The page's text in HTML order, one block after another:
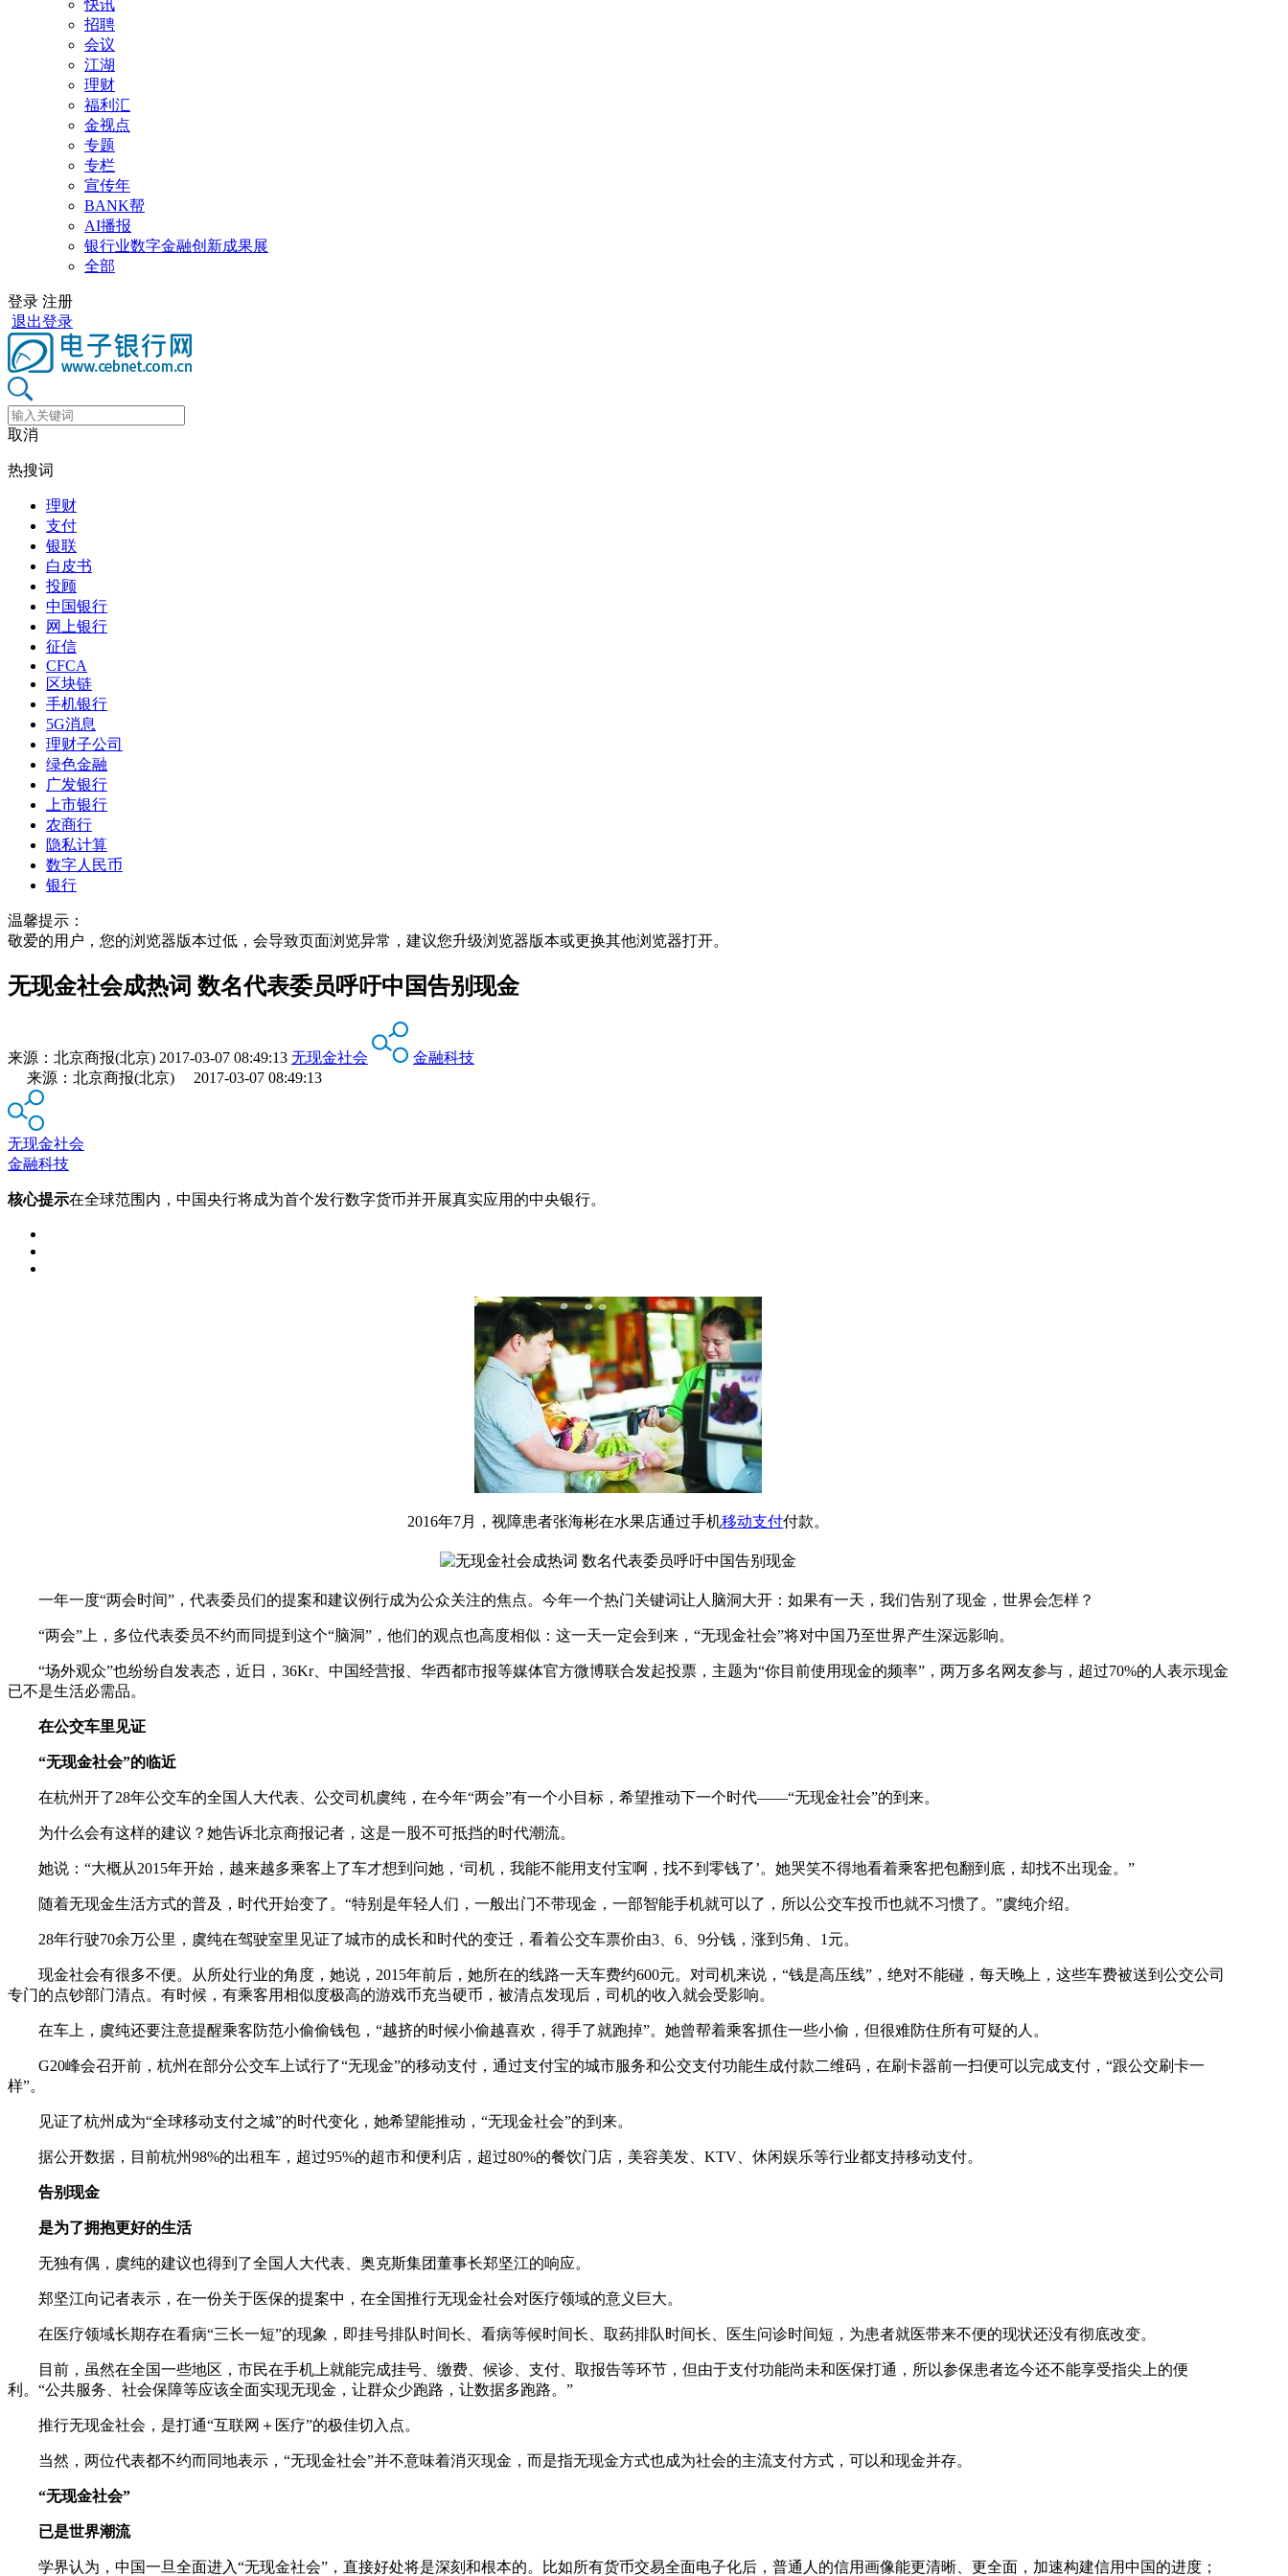
快讯
招聘
会议
江湖
理财
福利汇
金视点
专题
专栏
宣传年
BANK帮
AI播报
银行业数字金融创新成果展
全部
登录 注册
退出登录
取消
热搜词
理财
支付
银联
白皮书
投顾
中国银行
网上银行
征信
CFCA
区块链
手机银行
5G消息
理财子公司
绿色金融
广发银行
上市银行
农商行
隐私计算
数字人民币
银行
温馨提示：
敬爱的用户，您的浏览器版本过低，会导致页面浏览异常，建议您升级浏览器版本或更换其他浏览器打开。
无现金社会成热词 数名代表委员呼吁中国告别现金
来源： 北京商报(北京) 2017-03-07 08:49:13 无现金社会
金融科技
来源：北京商报(北京) 2017-03-07 08:49:13
无现金社会
金融科技
核心提示在全球范围内，中国央行将成为首个发行数字货币并开展真实应用的中央银行。
2016年7月，视障患者张海彬在水果店通过手机移动支付付款。
一年一度“两会时间”，代表委员们的提案和建议例行成为公众关注的焦点。今年一个热门关键词让人脑洞大开：如果有一天，我们告别了现金，世界会怎样？
“两会”上，多位代表委员不约而同提到这个“脑洞”，他们的观点也高度相似：这一天一定会到来，“无现金社会”将对中国乃至世界产生深远影响。
“场外观众”也纷纷自发表态，近日，36Kr、中国经营报、华西都市报等媒体官方微博联合发起投票，主题为“你目前使用现金的频率”，两万多名网友参与，超过70%的人表示现金
已不是生活必需品。
在公交车里见证
“无现金社会”的临近
在杭州开了28年公交车的全国人大代表、公交司机虞纯，在今年“两会”有一个小目标，希望推动下一个时代——“无现金社会”的到来。
为什么会有这样的建议？她告诉北京商报记者，这是一股不可抵挡的时代潮流。
她说：“大概从2015年开始，越来越多乘客上了车才想到问她，‘司机，我能不能用支付宝啊，找不到零钱了’。她哭笑不得地看着乘客把包翻到底，却找不出现金。”
随着无现金生活方式的普及，时代开始变了。“特别是年轻人们，一般出门不带现金，一部智能手机就可以了，所以公交车投币也就不习惯了。”虞纯介绍。
28年行驶70余万公里，虞纯在驾驶室里见证了城市的成长和时代的变迁，看着公交车票价由3、6、9分钱，涨到5角、1元。
现金社会有很多不便。从所处行业的角度，她说，2015年前后，她所在的线路一天车费约600元。对司机来说，“钱是高压线”，绝对不能碰，每天晚上，这些车费被送到公交公司
专门的点钞部门清点。有时候，有乘客用相似度极高的游戏币充当硬币，被清点发现后，司机的收入就会受影响。
在车上，虞纯还要注意提醒乘客防范小偷偷钱包，“越挤的时候小偷越喜欢，得手了就跑掉”。她曾帮着乘客抓住一些小偷，但很难防住所有可疑的人。
G20峰会召开前，杭州在部分公交车上试行了“无现金”的移动支付，通过支付宝的城市服务和公交支付功能生成付款二维码，在刷卡器前一扫便可以完成支付，“跟公交刷卡一
样”。
见证了杭州成为“全球移动支付之城”的时代变化，她希望能推动，“无现金社会”的到来。
据公开数据，目前杭州98%的出租车，超过95%的超市和便利店，超过80%的餐饮门店，美容美发、KTV、休闲娱乐等行业都支持移动支付。
告别现金
是为了拥抱更好的生活
无独有偶，虞纯的建议也得到了全国人大代表、奥克斯集团董事长郑坚江的响应。
郑坚江向记者表示，在一份关于医保的提案中，在全国推行无现金社会对医疗领域的意义巨大。
在医疗领域长期存在看病“三长一短”的现象，即挂号排队时间长、看病等候时间长、取药排队时间长、医生问诊时间短，为患者就医带来不便的现状还没有彻底改变。
目前，虽然在全国一些地区，市民在手机上就能完成挂号、缴费、候诊、支付、取报告等环节，但由于支付功能尚未和医保打通，所以参保患者迄今还不能享受指尖上的便
利。“公共服务、社会保障等应该全面实现无现金，让群众少跑路，让数据多跑路。”
推行无现金社会，是打通“互联网＋医疗”的极佳切入点。
当然，两位代表都不约而同地表示，“无现金社会”并不意味着消灭现金，而是指无现金方式也成为社会的主流支付方式，可以和现金并存。
“无现金社会”
已是世界潮流
学界认为，中国一旦全面进入“无现金社会”，直接好处将是深刻和根本的。比如所有货币交易全面电子化后，普通人的信用画像能更清晰、更全面，加速构建信用中国的进度；